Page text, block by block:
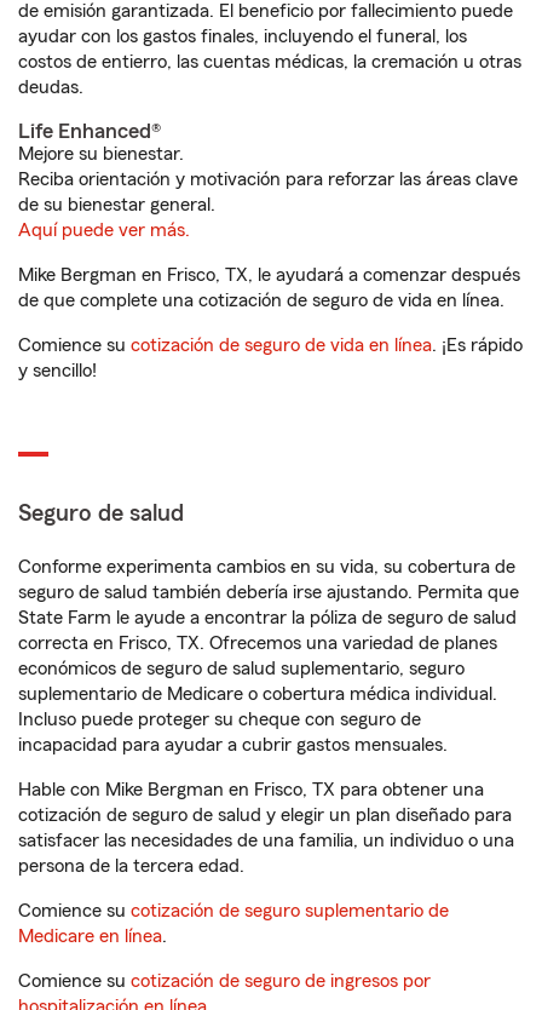
de emisión garantizada. El beneficio por fallecimiento puede
ayudar con los gastos finales, incluyendo el funeral, los
costos de entierro, las cuentas médicas, la cremación u otras
deudas.
Life Enhanced®
Mejore su bienestar.
Reciba orientación y motivación para reforzar las áreas clave
de su bienestar general.
Aquí puede ver más.
Mike Bergman en Frisco, TX, le ayudará a comenzar después
de que complete una cotización de seguro de vida en línea.
Comience su cotización de seguro de vida en línea. ¡Es rápido
y sencillo!
Seguro de salud
Conforme experimenta cambios en su vida, su cobertura de
seguro de salud también debería irse ajustando. Permita que
State Farm le ayude a encontrar la póliza de seguro de salud
correcta en Frisco, TX. Ofrecemos una variedad de planes
económicos de seguro de salud suplementario, seguro
suplementario de Medicare o cobertura médica individual.
Incluso puede proteger su cheque con seguro de
incapacidad para ayudar a cubrir gastos mensuales.
Hable con Mike Bergman en Frisco, TX para obtener una
cotización de seguro de salud y elegir un plan diseñado para
satisfacer las necesidades de una familia, un individuo o una
persona de la tercera edad.
Comience su cotización de seguro suplementario de
Medicare en línea.
Comience su cotización de seguro de ingresos por